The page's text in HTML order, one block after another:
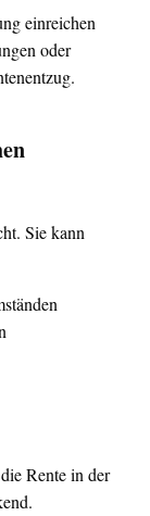
einreichen
oder
Sie kann
Rente in der